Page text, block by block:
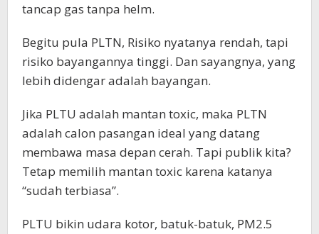
tancap gas tanpa helm.
Begitu pula PLTN, Risiko nyatanya rendah, tapi
risiko bayangannya tinggi. Dan sayangnya, yang
lebih didengar adalah bayangan.
Jika PLTU adalah mantan toxic, maka PLTN
adalah calon pasangan ideal yang datang
membawa masa depan cerah. Tapi publik kita?
Tetap memilih mantan toxic karena katanya
“sudah terbiasa”.
PLTU bikin udara kotor, batuk-batuk, PM2.5